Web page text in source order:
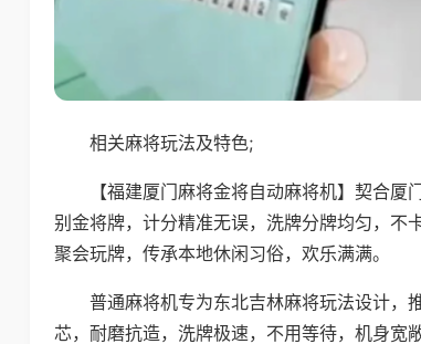
相关麻将玩法及特色;
【福建厦门麻将金将自动麻将机】契合
别金将牌，计分精准无误，洗牌分牌均匀，不
聚会玩牌，传承本地休闲习俗，欢乐满满。
普通麻将机专为东北吉林麻将玩法设计，
芯，耐磨抗造，洗牌极速，不用等待，机身宽